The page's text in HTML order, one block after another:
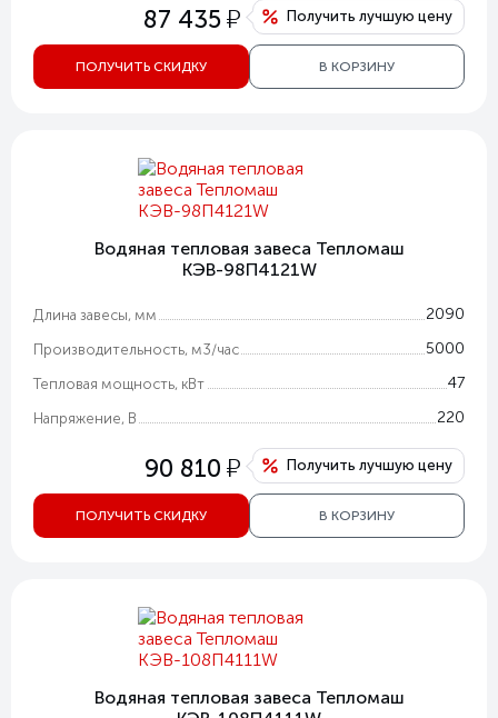
87 435у Получить лучшую цену
ПОЛУЧИТЬ СКИДКУ В КОРЗИНУ
Водяная тепловая завеса Тепломаш
КЭВ-98П4121W
Длина завесы, мм 2090
Производительность, м3/час 5000
Тепловая мощность, кВт 47
Напряжение, В 220
90 810 у Получить лучшую цену
ПОЛУЧИТЬ СКИДКУ В КОРЗИНУ
Водяная тепловая завеса Тепломаш